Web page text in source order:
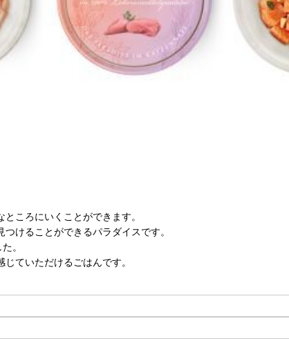
ころにいくことができます。
けることができるパラダイスです。
。
ていただけるごはんです。